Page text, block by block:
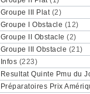
Groupe III Plat(2)
Groupe I Obstacle (12)
Groupe II Obstacle (2)
Groupe III Obstacle (21)
Infos (223)
Resultat Quinte Pmu du
Préparatoires Prix